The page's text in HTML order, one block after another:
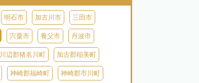
明石市 加古川市 三田市
宍粟市 養父市 丹波市
川辺郡猪名川町 加古郡稲美町
神崎郡福崎町 神崎郡市川町